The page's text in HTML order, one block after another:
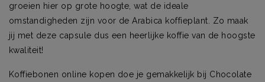
groeien hier op grote hoogte, wat de ideale
omstandigheden zijn voor de Arabica koffieplant. Zo maak
jij met deze capsule dus een heerlijke koffie van de hoogste
kwaliteit!
Koffiebonen online kopen doe je gemakkelijk bij Chocolate